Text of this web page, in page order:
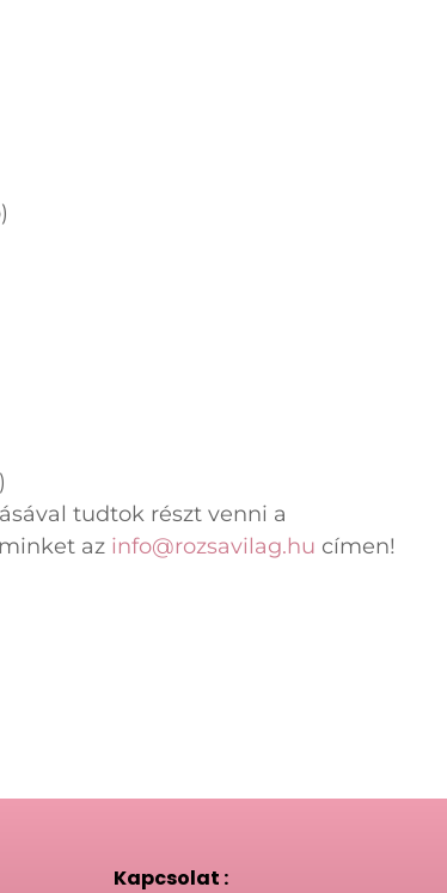
tudtok részt venni a
az info@rozsavilag.hu címen!
Kapcsolat :